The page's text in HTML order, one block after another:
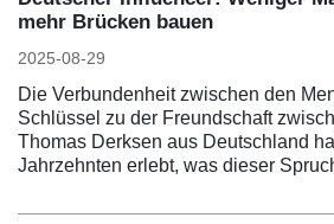
mehr Brücken bauen
2025-08-29
Die Verbundenheit zwischen den
Schlüssel zu der Freundschaft
Thomas Derksen aus Deutschland
Jahrzehnten erlebt, was dieser